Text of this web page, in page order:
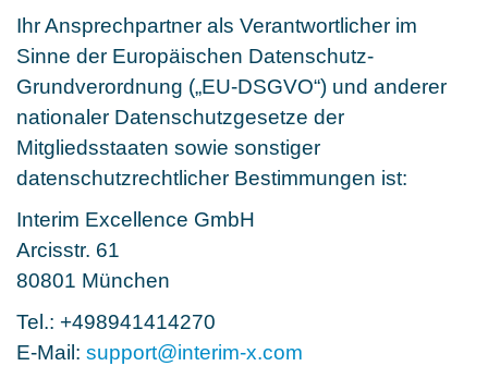
Ihr Ansprechpartner als Verantwortlicher im
Sinne der Europäischen Datenschutz-
Grundverordnung („EU-DSGVO“) und anderer
nationaler Datenschutzgesetze der
Mitgliedsstaaten sowie sonstiger
datenschutzrechtlicher Bestimmungen ist:
Interim Excellence GmbH
Arcisstr. 61
80801 München
Tel.: +498941414270
E-Mail: support@interim-x.com